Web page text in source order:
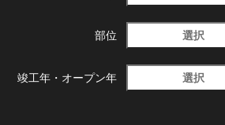
部位 選択
竣工年・ オープン年 選択